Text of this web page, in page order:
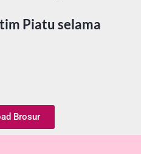
Piatu selama
Brosur